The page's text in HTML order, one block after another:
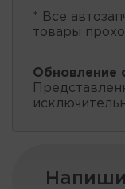
* Все
товары
Обновление